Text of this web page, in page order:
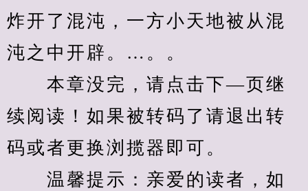
炸开了混沌，一方小天地被从混
沌之中开辟。…。。
本章没完，请点击下—页继
续阅读！如果被转码了请退出转
码或者更换浏揽器即可。
温馨提示：亲爱的读者，如